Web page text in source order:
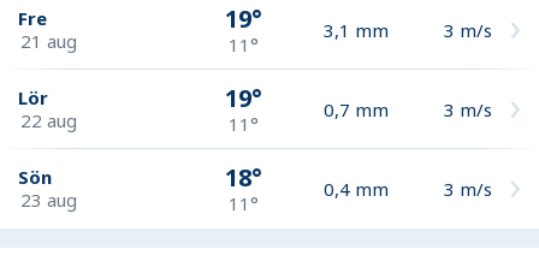
Fre
21 aug
19°
11°
3,1 mm 3 m/s
Lör
22 aug
19°
11°
0,7 mm 3 m/s
Sön
23 aug
18°
11°
0,4 mm 3 m/s